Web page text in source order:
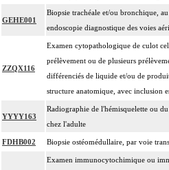
GEHE001
Biopsie trachéale et/ou bronchique,
endoscopie diagnostique des voies
ZZQX116
Examen cytopathologique de culot
prélèvement ou de plusieurs
différenciés de liquide et/ou de
structure anatomique, avec inclusion
YYYY163
Radiographie de l'hémisquelette ou
chez l'adulte
FDHB002 Biopsie ostéomédullaire, par voie
Examen immunocytochimique ou